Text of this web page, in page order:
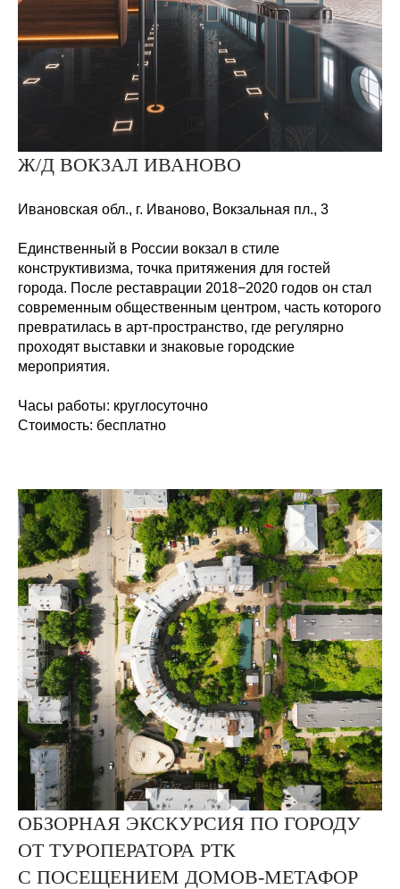
Ж/Д ВОКЗАЛ ИВАНОВО
Ивановская обл., г. Иваново, Вокзальная пл., 3
Единственный в России вокзал в стиле
конструктивизма, точка притяжения для гостей
города. После реставрации 2018−2020 годов он стал
современным общественным центром, часть которого
превратилась в арт-пространство, где регулярно
проходят выставки и знаковые городские
мероприятия.
Часы работы: круглосуточно
Стоимость: бесплатно
ОБЗОРНАЯ ЭКСКУРСИЯ ПО ГОРОДУ
ОТ ТУРОПЕРАТОРА РТК
С ПОСЕЩЕНИЕМ ДОМОВ-МЕТАФОР